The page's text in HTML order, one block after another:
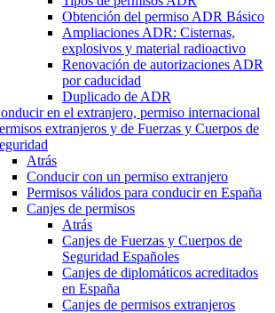
Obtención del permiso ADR Básico
Ampliaciones ADR: Cisternas,
explosivos y material radioactivo
Renovación de autorizaciones ADR
por caducidad
Duplicado de ADR
en el extranjero, permiso internacional
extranjeros y de Fuerzas y Cuerpos de
Atrás
Conducir con un permiso extranjero
Permisos válidos para conducir en España
Canjes de permisos
Atrás
Canjes de Fuerzas y Cuerpos de
Seguridad Españoles
Canjes de diplomáticos acreditados
en España
Canjes de permisos extranjeros